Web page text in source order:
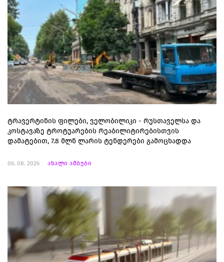
ტრავერტინის ფილები, ველობილიკი - რუსთაველსა და
კოსტავაზე ტროტუარების რეაბილიტირებისთვის
დამატებით, 7.8 მლნ ლარის ტენდერები გამოცხადდა
06. 08. 2026 ახალი ამბები